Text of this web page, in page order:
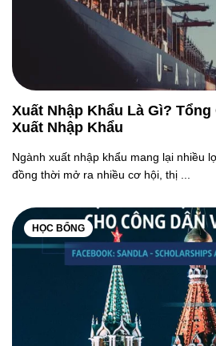
Xuất Nhập Khẩu Là Gì? Tổng
Xuất Nhập Khẩu
Ngành xuất nhập khẩu mang lại nhiều
đồng thời mở ra nhiều cơ hội, thị ...
HỌC BỔNG